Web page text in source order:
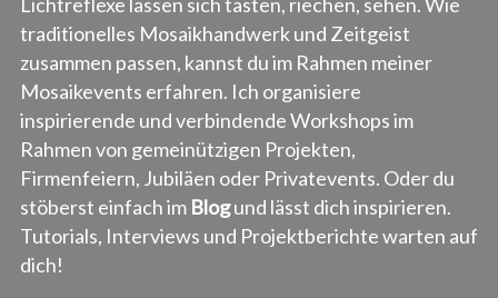
m
m
e
r
i
e
r
u
n
g
traditionelles Mosaikhandwerk und Zeitgeist
zusammen passen, kannst du im Rahmen meiner
Mosaikevents erfahren. Ich organisiere
inspirierende und verbindende Workshops im
Rahmen von gemeinützigen Projekten,
Firmenfeiern, Jubiläen oder Privatevents. Oder du
stöberst einfach im Blogund lässt dich inspirieren.
Tutorials, Interviews und Projektberichte warten auf
dich!